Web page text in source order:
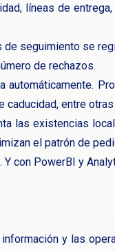
líneas de
seguimiento se
de rechazos.
entre
las existencias
el patrón de
con PowerBI y
y las